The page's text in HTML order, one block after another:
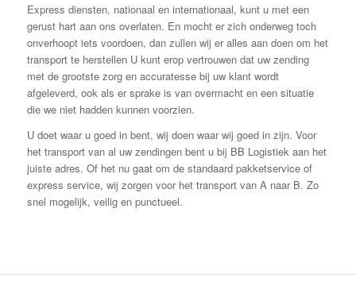
Express diensten, nationaal en internationaal, kunt u met een
gerust hart aan ons overlaten. En mocht er zich onderweg toch
onverhoopt iets voordoen, dan zullen wij er alles aan doen om het
transport te herstellen U kunt erop vertrouwen dat uw zending
met de grootste zorg en accuratesse bij uw klant wordt
afgeleverd, ook als er sprake is van overmacht en een situatie
die we niet hadden kunnen voorzien.
U doet waar u goed in bent, wij doen waar wij goed in zijn. Voor
het transport van al uw zendingen bent u bij BB Logistiek aan het
juiste adres. Of het nu gaat om de standaard pakketservice of
express service, wij zorgen voor het transport van A naar B. Zo
snel mogelijk, veilig en punctueel.